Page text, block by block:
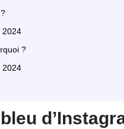
2024
?
2024